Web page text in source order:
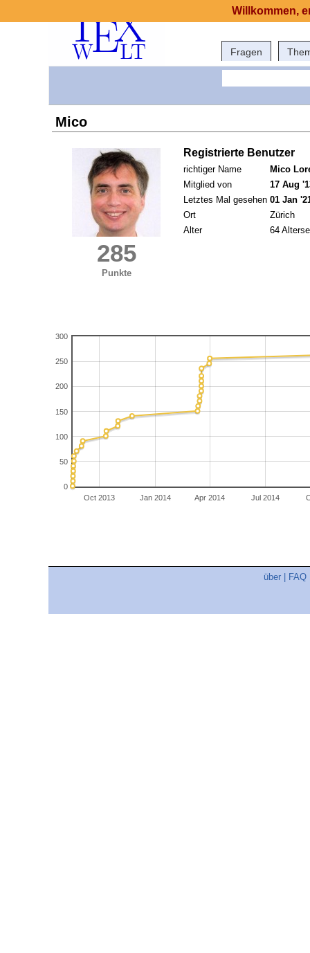
Fragen
Mico
285
Punkte
Registrierte Benutzer
richtiger Name
Mico
Mitglied von
17 Aug
Letztes Mal gesehen 01 Jan
Ort
Zürich
Alter
64
Oct 2013 Jan 2014 Apr 2014 Jul 2014
0
50
100
150
200
250
300
über FAQ
Willkommen,